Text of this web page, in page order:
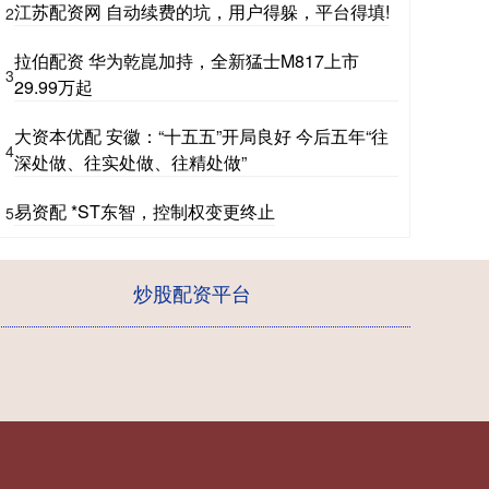
2江苏配资网 自动续费的坑，用户得躲，平台得填!
3
拉伯配资 华为乾崑加持，全新猛士M817上市
29.99万起
4
大资本优配 安徽：“十五五”开局良好 今后五年“往
深处做、往实处做、往精处做”
5易资配 *ST东智，控制权变更终止
炒股配资平台